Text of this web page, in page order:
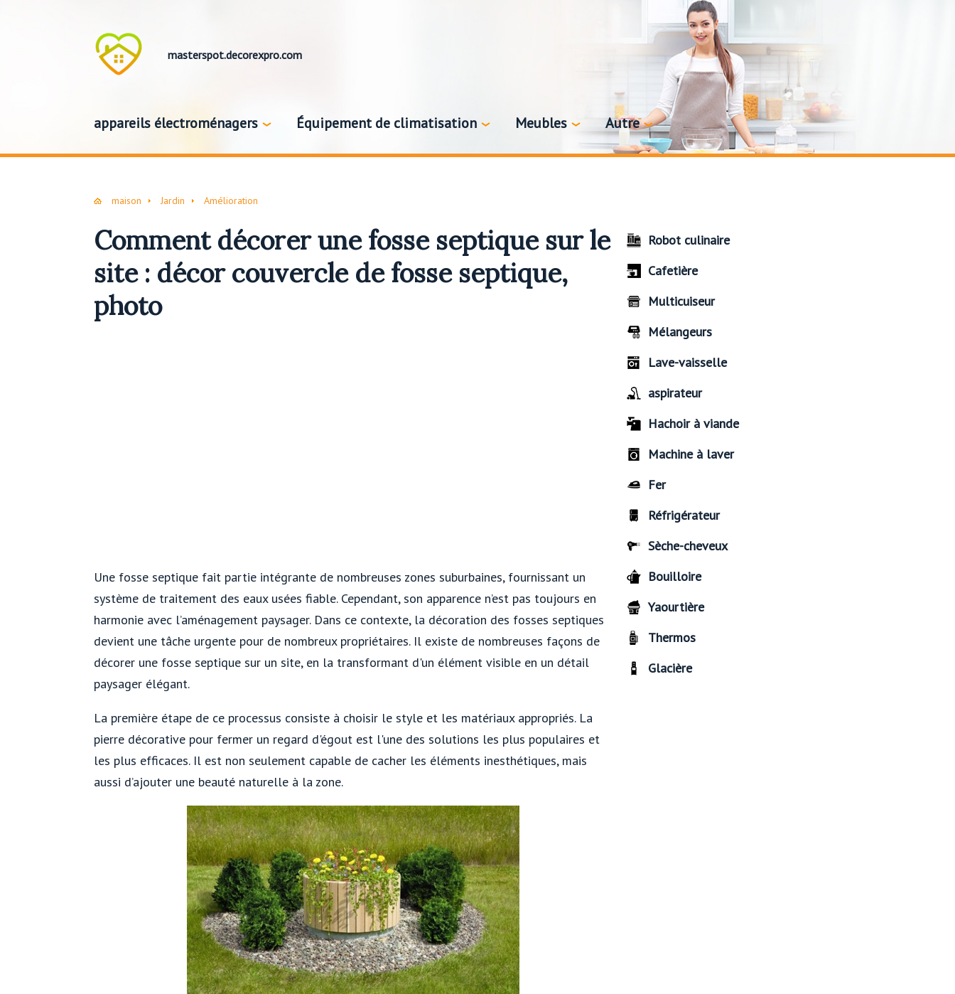
masterspot.decorexpro.com
appareils électroménagers Équipement de climatisation Meubles Autre
maison Jardin Amélioration
Comment décorer une fosse septique sur le
site : décor couvercle de fosse septique,
photo
Une fosse septique fait partie intégrante de nombreuses zones suburbaines, fournissant un
système de traitement des eaux usées fiable. Cependant, son apparence n’est pas toujours en
harmonie avec l’aménagement paysager. Dans ce contexte, la décoration des fosses septiques
devient une tâche urgente pour de nombreux propriétaires. Il existe de nombreuses façons de
décorer une fosse septique sur un site, en la transformant d'un élément visible en un détail
paysager élégant.
La première étape de ce processus consiste à choisir le style et les matériaux appropriés. La
pierre décorative pour fermer un regard d'égout est l'une des solutions les plus populaires et
les plus efficaces. Il est non seulement capable de cacher les éléments inesthétiques, mais
aussi d’ajouter une beauté naturelle à la zone.
Robot culinaire
Cafetière
Multicuiseur
Mélangeurs
Lave-vaisselle
aspirateur
Hachoir à viande
Machine à laver
Fer
Réfrigérateur
Sèche-cheveux
Bouilloire
Yaourtière
Thermos
Glacière